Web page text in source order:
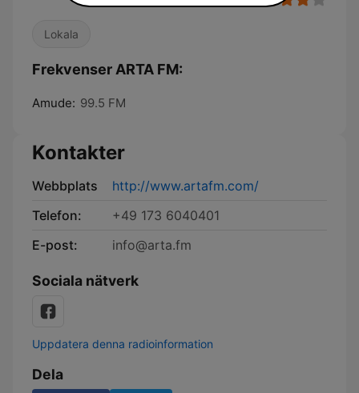
Lokala
Frekvenser ARTA FM:
Amude: 99.5 FM
Kontakter
Webbplats
http://www.artafm.com/
Telefon:
+49 173 6040401
E-post:
info@arta.fm
Sociala nätverk
Uppdatera denna radioinformation
Dela